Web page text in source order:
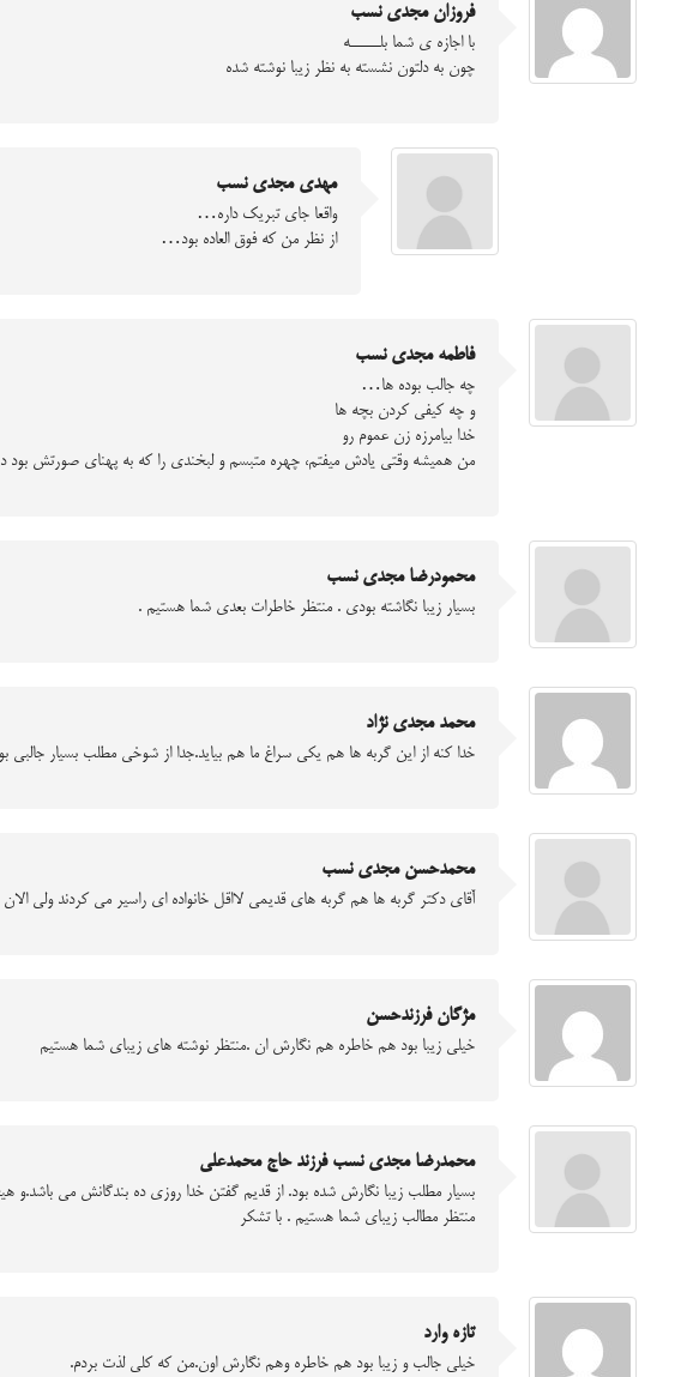
فروزان مجدی نسب
با اجازه ی شما بلـــــه
چون به دلتون نشسته به نظر زیبا نوشته شده
مهدی مجدی نسب
واقعا جای تبریک داره…
از نظر من که فوق العاده بود…
فاطمه مجدی نسب
چه جالب بوده ها…
و چه کیفی کردن بچه ها
خدا بیامرزه زن عموم رو
من همیشه وقتی یادش میفتم، چهره متبسم و لبخندی را که به پهنای صورتش بود
محمودرضا مجدی نسب
بسیار زیبا نگاشته بودی . منتظر خاطرات بعدی شما هستیم .
محمد مجدی نژاد
خدا کنه از این گربه ها هم یکی سراغ ما هم بیاید.جدا از شوخی مطلب بسیار جالبی
محمدحسن مجدی نسب
آقای دکتر گربه ها هم گربه های قدیمی لااقل خانواده ای راسیر می کردند ولی
مژگان فرزندحسن
خیلی زیبا بود هم خاطره هم نگارش ان .منتظر نوشته های زیبای شما هستیم
محمدرضا مجدی نسب فرزند حاج محمدعلی
بسيار مطلب زيبا نگارش شده بود. از قديم گفتن خدا روزي ده بندگانش مي باشد.و
منتظر مطالب زيباي شما هستيم . با تشكر
تازه وارد
خیلی جالب و زیبا بود هم خاطره وهم نگارش اون.من که کلی لذت بردم.